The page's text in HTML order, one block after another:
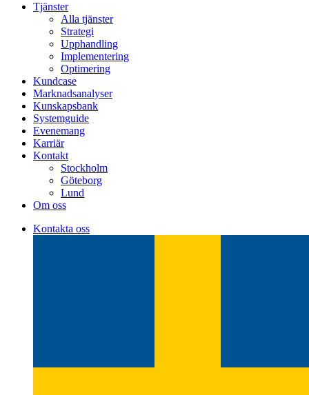
Tjänster
Alla tjänster
Strategi
Upphandling
Implementering
Optimering
Kundcase
Marknadsanalyser
Kunskapsbank
Systemguide
Evenemang
Karriär
Kontakt
Stockholm
Göteborg
Lund
Om oss
Kontakta oss